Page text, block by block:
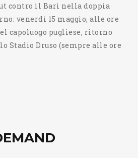
contro il Bari nella doppia
venerdì 15 maggio, alle ore
capoluogo pugliese, ritorno
Stadio Druso (sempre alle ore